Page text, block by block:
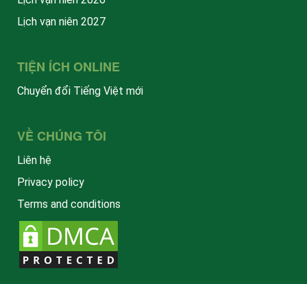
Lịch vạn niên 2027
TIỆN ÍCH ONLINE
Chuyển đổi Tiếng Việt mới
VỀ CHÚNG TÔI
Liên hệ
Privacy policy
Terms and conditions